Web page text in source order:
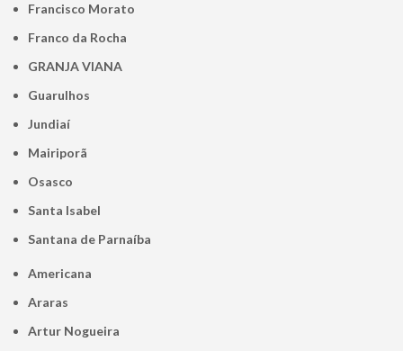
Francisco Morato
Franco da Rocha
GRANJA VIANA
Guarulhos
Jundiaí
Mairiporã
Osasco
Santa Isabel
Santana de Parnaíba
Americana
Araras
Artur Nogueira